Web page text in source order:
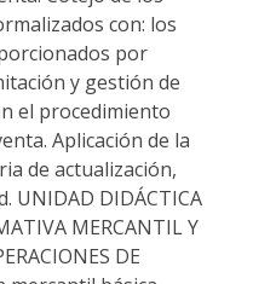
con: los
por
y gestión de
el procedimiento
Aplicación de la
de actualización,
UNIDAD DIDÁCTICA
MERCANTIL Y
DE